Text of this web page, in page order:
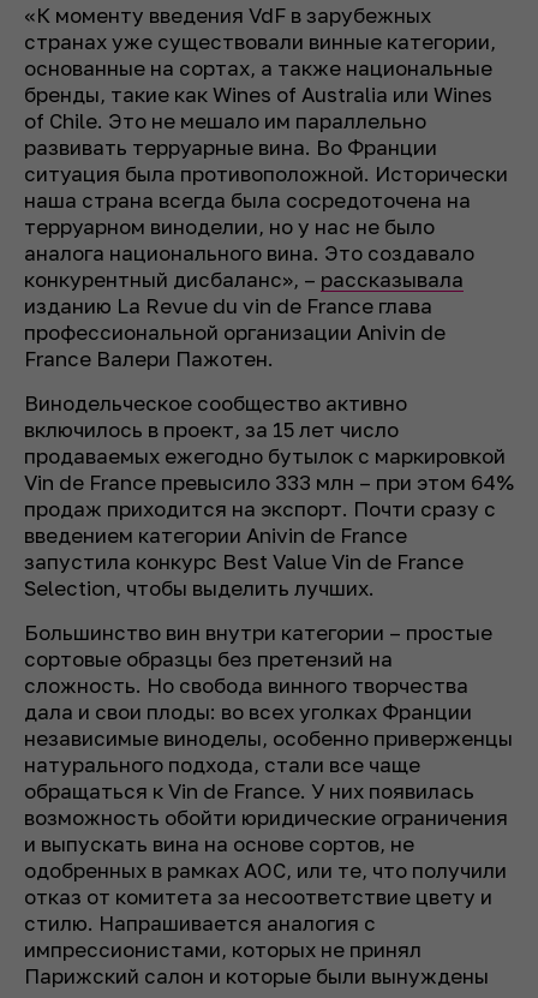
«К моменту введения VdF в зарубежных
странах уже существовали винные категории,
основанные на сортах, а также национальные
бренды, такие как Wines of Australia или Wines
of Chile. Это не мешало им параллельно
развивать терруарные вина. Во Франции
ситуация была противоположной. Исторически
наша страна всегда была сосредоточена на
терруарном виноделии, но у нас не было
аналога национального вина. Это создавало
конкурентный дисбаланс», – рассказывала
изданию La Revue du vin de France глава
профессиональной организации Anivin de
France Валери Пажотен.
Винодельческое сообщество активно
включилось в проект, за 15 лет число
продаваемых ежегодно бутылок с маркировкой
Vin de France превысило 333 млн – при этом 64%
продаж приходится на экспорт. Почти сразу с
введением категории Anivin de France
запустила конкурс Best Value Vin de France
Selection, чтобы выделить лучших.
Большинство вин внутри категории – простые
сортовые образцы без претензий на
сложность. Но свобода винного творчества
дала и свои плоды: во всех уголках Франции
независимые виноделы, особенно приверженцы
натурального подхода, стали все чаще
обращаться к Vin de France. У них появилась
возможность обойти юридические ограничения
и выпускать вина на основе сортов, не
одобренных в рамках AOC, или те, что получили
отказ от комитета за несоответствие цвету и
стилю. Напрашивается аналогия с
импрессионистами, которых не принял
Парижский салон и которые были вынуждены